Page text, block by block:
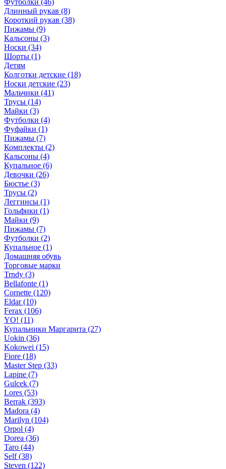
Футболки (46)
Длинный рукав (8)
Короткий рукав (38)
Пижамы (9)
Кальсоны (3)
Носки (34)
Шорты (1)
Детям
Колготки детские (18)
Носки детские (23)
Мальчики (41)
Трусы (14)
Майки (3)
Футболки (4)
Фуфайки (1)
Пижамы (7)
Комплекты (2)
Кальсоны (4)
Купальное (6)
Девочки (26)
Бюстье (3)
Трусы (2)
Леггинсы (1)
Гольфики (1)
Майки (9)
Пижамы (7)
Футболки (2)
Купальное (1)
Домашняя обувь
Торговые марки
Trndy (3)
Bellafonte (1)
Cornette (120)
Eldar (10)
Ferax (106)
YO! (11)
Купальники Маргарита (27)
Uokin (36)
Kokowei (15)
Fiore (18)
Master Step (33)
Lapine (7)
Gulcek (7)
Lores (53)
Berrak (393)
Madora (4)
Marilyn (104)
Orpol (4)
Dorea (36)
Taro (44)
Self (38)
Steven (122)